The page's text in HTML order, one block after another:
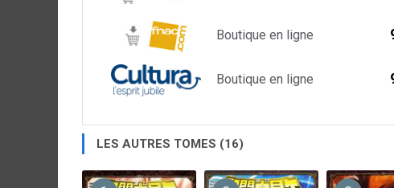
Boutique en ligne
Boutique en ligne
LES AUTRES TOMES (16)